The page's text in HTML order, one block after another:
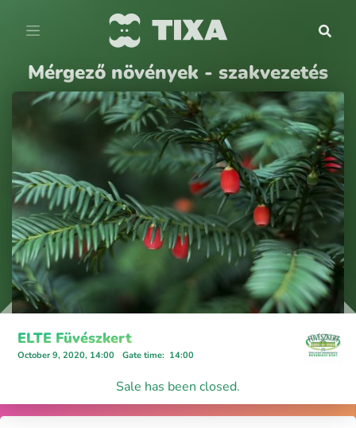
Mérgező növények - szakvezetés
ELTE Füvészkert
October 9, 2020, 14:00 Gate time: 14:00
Sale has been closed.